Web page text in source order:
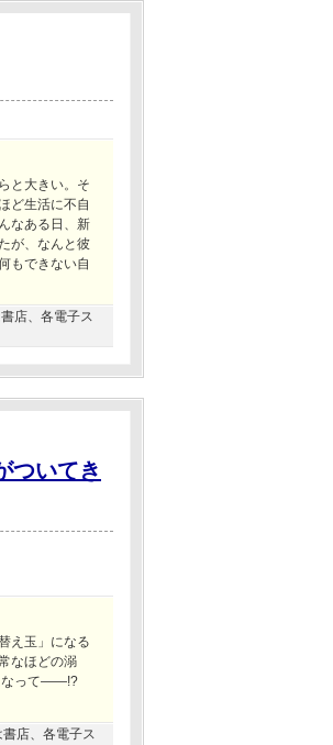
と大きい。そ
ど生活に不自
なある日、新
が、なんと彼
もできない自
店、各電子ス
ついてき
え玉」になる
なほどの溺
なって――!?
店、各電子ス